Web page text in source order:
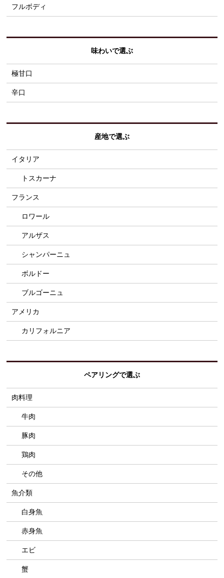
フルボディ
味わいで選ぶ
極甘口
辛口
産地で選ぶ
イタリア
トスカーナ
フランス
ロワール
アルザス
シャンパーニュ
ボルドー
ブルゴーニュ
アメリカ
カリフォルニア
ペアリングで選ぶ
肉料理
牛肉
豚肉
鶏肉
その他
魚介類
白身魚
赤身魚
エビ
蟹